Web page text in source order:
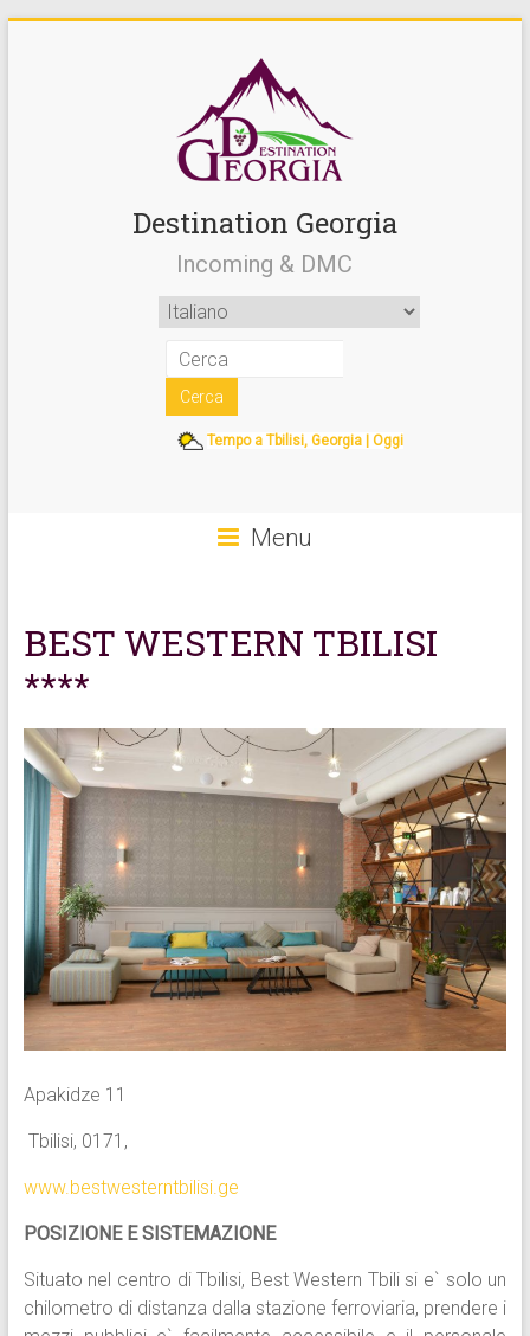
Destination Georgia
Incoming & DMC
Tempo a Tbilisi, Georgia | Oggi
Menu
BEST WESTERN TBILISI
****
Apakidze 11
Tbilisi, 0171,
www.bestwesterntbilisi.ge
POSIZIONE E SISTEMAZIONE
Situato nel centro di Tbilisi, Best Western Tbili si e` solo un
chilometro di distanza dalla stazione ferroviaria, prendere i